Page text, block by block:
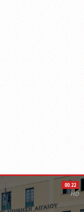
00:22
HD